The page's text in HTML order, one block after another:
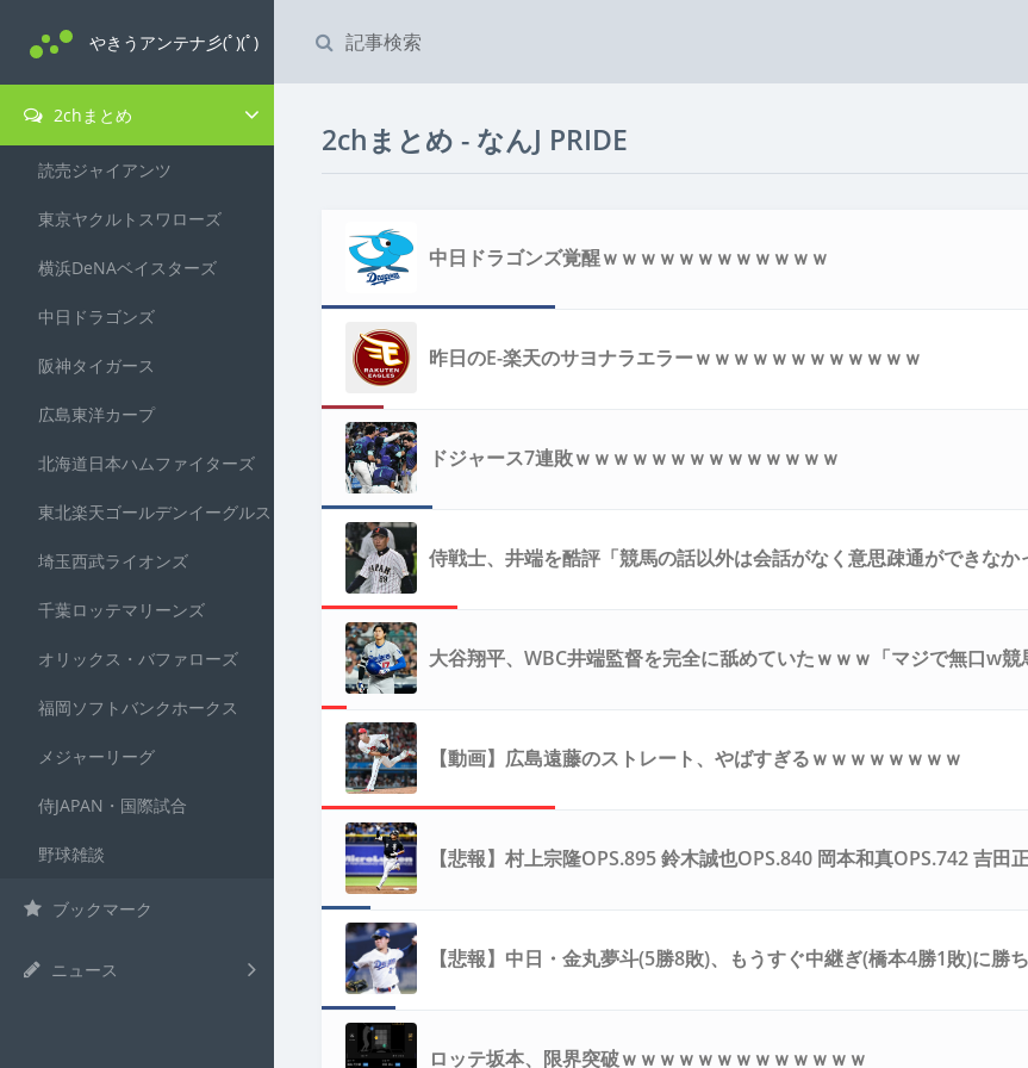
やきうアンテナ彡(ﾟ)(ﾟ)
2chまとめ
読売ジャイアンツ
東京ヤクルトスワローズ
横浜DeNAベイスターズ
中日ドラゴンズ
阪神タイガース
広島東洋カープ
北海道日本ハムファイターズ
東北楽天ゴールデンイーグルス
埼玉西武ライオンズ
千葉ロッテマリーンズ
オリックス・バファローズ
福岡ソフトバンクホークス
メジャーリーグ
侍JAPAN・国際試合
野球雑談
ブックマーク
ニュース
2chまとめ - なんJ PRIDE
中日ドラゴンズ覚醒ｗｗｗｗｗｗｗｗｗｗｗｗ
昨日のE-楽天のサヨナラエラーｗｗｗｗｗｗｗｗｗｗｗｗ
ドジャース7連敗ｗｗｗｗｗｗｗｗｗｗｗｗｗｗ
侍戦士、井端を酷評「競馬の話以外は会話がなく意思疎通ができなか
「マジで笑わなくね？」
大谷翔平、WBC井端監督を完全に舐めていたｗｗｗ「マジで無口w競
ないわ」
【動画】広島遠藤のストレート、やばすぎるｗｗｗｗｗｗｗｗ
【悲報】村上宗隆OPS.895 鈴木誠也OPS.840 岡本和真OPS.742 吉田
これ
【悲報】中日・金丸夢斗(5勝8敗)、もうすぐ中継ぎ(橋本4勝1敗)に勝
れるｗｗｗｗｗｗ
ロッテ坂本、限界突破ｗｗｗｗｗｗｗｗｗｗｗｗｗ